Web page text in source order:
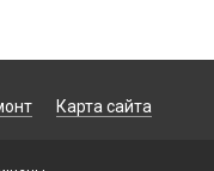
Карта сайта